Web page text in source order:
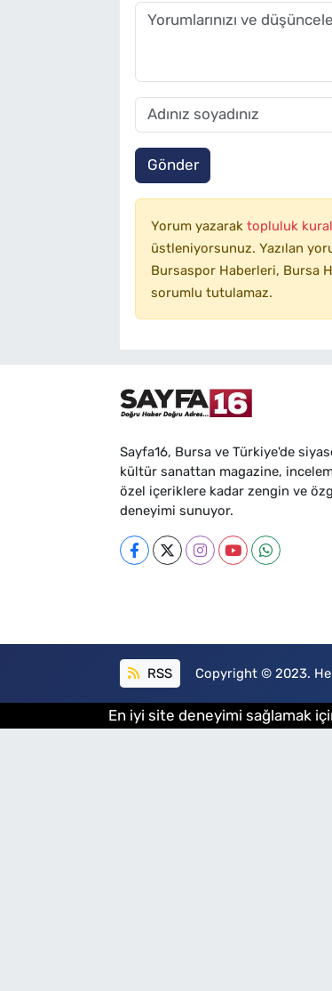
Gönder
Yorum yazarak topluluk
üstleniyorsunuz. Yazılan
Bursaspor Haberleri, Bursa
sorumlu tutulamaz.
Sayfa16, Bursa ve Türkiye'de
kültür sanattan magazine,
özel içeriklere kadar zengin ve
deneyimi sunuyor.
RSS Copyright © 2023. Her
En iyi site deneyimi sağlamak